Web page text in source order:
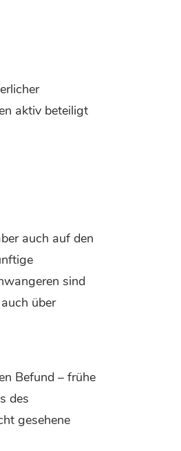
aktiv beteiligt
auch auf den
sind
über
Befund – frühe
des
gesehene